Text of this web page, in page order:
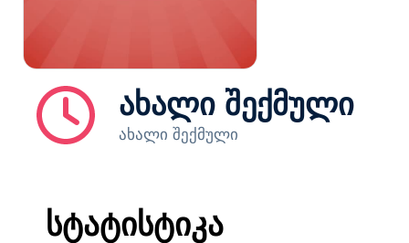
ახალი შექმული
ახალი შექმული
სტატისტიკა